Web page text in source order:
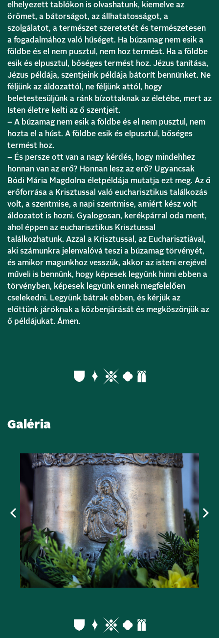
elhelyezett tablókon is olvashatunk, kiemelve az
örömet, a bátorságot, az állhatatosságot, a
szolgálatot, a természet szeretetét és természetesen
a fogadalmához való hűséget. Ha búzamag nem esik a
földbe és el nem pusztul, nem hoz termést. Ha a földbe
esik és elpusztul, bőséges termést hoz. Jézus tanítása,
Jézus példája, szentjeink példája bátorít bennünket. Ne
féljünk az áldozattól, ne féljünk attól, hogy
beletestesüljünk a ránk bízottaknak az életébe, mert az
Isten életre kelti az ő szentjeit.
– A búzamag nem esik a földbe és el nem pusztul, nem
hozta el a húst. A földbe esik és elpusztul, bőséges
termést hoz.
– És persze ott van a nagy kérdés, hogy mindehhez
honnan van az erő? Honnan lesz az erő? Ugyancsak
Bódi Mária Magdolna életpéldája mutatja ezt meg. Az ő
erőforrása a Krisztussal való eucharisztikus találkozás
volt, a szentmise, a napi szentmise, amiért kész volt
áldozatot is hozni. Gyalogosan, kerékpárral oda ment,
ahol éppen az eucharisztikus Krisztussal
találkozhatunk. Azzal a Krisztussal, az Eucharisztiával,
aki számunkra jelenvalóvá teszi a búzamag törvényét,
és amikor magunkhoz vesszük, akkor az isteni erejével
műveli is bennünk, hogy képesek legyünk hinni ebben a
törvényben, képesek legyünk ennek megfelelően
cselekedni. Legyünk bátrak ebben, és kérjük az
előttünk járóknak a közbenjárását és megköszönjük az
ő példájukat. Ámen.
Galéria